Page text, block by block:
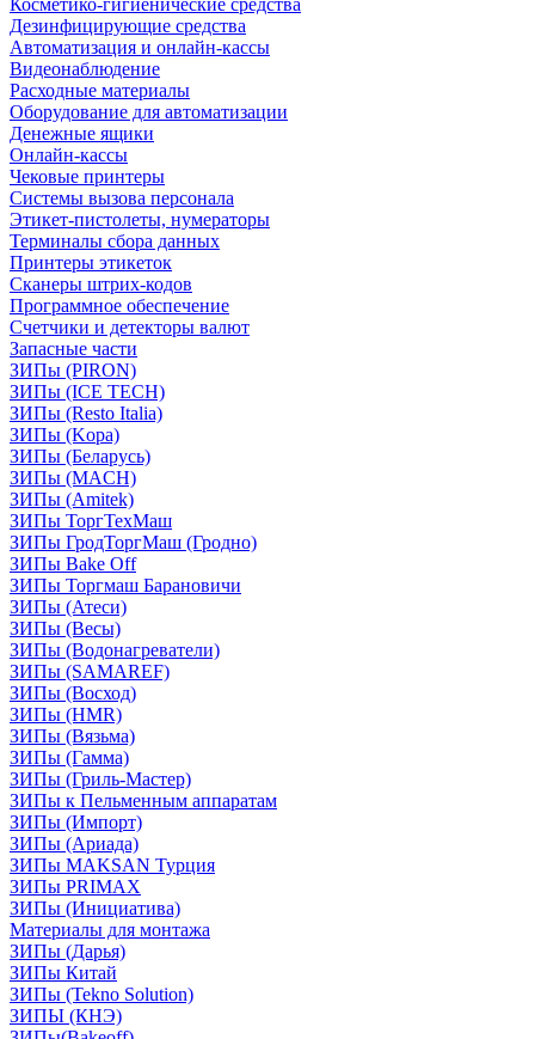
Косметико-гигиенические средства
Дезинфицирующие средства
Автоматизация и онлайн-кассы
Видеонаблюдение
Расходные материалы
Оборудование для автоматизации
Денежные ящики
Онлайн-кассы
Чековые принтеры
Системы вызова персонала
Этикет-пистолеты, нумераторы
Терминалы сбора данных
Принтеры этикеток
Сканеры штрих-кодов
Программное обеспечение
Счетчики и детекторы валют
Запасные части
ЗИПы (PIRON)
ЗИПы (ICE TECH)
ЗИПы (Resto Italia)
ЗИПы (Kopa)
ЗИПы (Беларусь)
ЗИПы (MACH)
ЗИПы (Amitek)
ЗИПы ТоргТехМаш
ЗИПы ГродТоргМаш (Гродно)
ЗИПы Bake Off
ЗИПы Торгмаш Барановичи
ЗИПы (Атеси)
ЗИПы (Весы)
ЗИПы (Водонагреватели)
ЗИПы (SAMAREF)
ЗИПы (Восход)
ЗИПы (HMR)
ЗИПы (Вязьма)
ЗИПы (Гамма)
ЗИПы (Гриль-Мастер)
ЗИПы к Пельменным аппаратам
ЗИПы (Импорт)
ЗИПы (Ариада)
ЗИПы MAKSAN Турция
ЗИПы PRIMAX
ЗИПы (Инициатива)
Материалы для монтажа
ЗИПы (Дарья)
ЗИПы Китай
ЗИПы (Tekno Solution)
ЗИПЫ (КНЭ)